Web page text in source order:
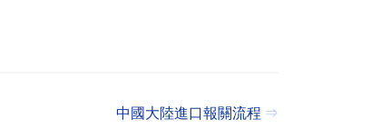
中國大陸進口報關流程 ⇒